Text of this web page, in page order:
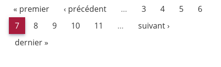
« premier ‹ précédent … 3 4 5
6
7
8 9 10 11 …
suivant ›
dernier »